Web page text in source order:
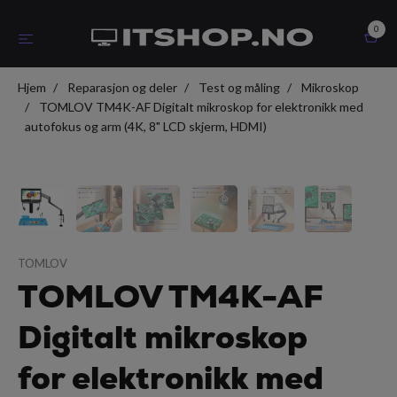
0
Hjem Reparasjon og deler Test og måling
Mikroskop
TOMLOV TM4K-AF Digitalt mikroskop for elektronikk med
autofokus og arm (4K, 8" LCD skjerm, HDMI)
TOMLOV
TOMLOV TM4K-AF
Digitalt mikroskop
for elektronikk med